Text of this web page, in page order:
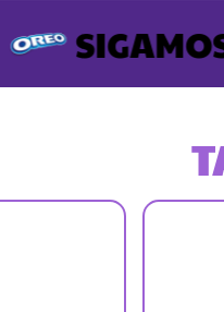
SIGAMOS